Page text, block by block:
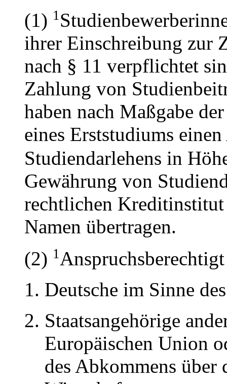
(1) 1
ihrer Einschreibung zur
nach § 11 verpflichtet
Zahlung von
haben nach Maßgabe
eines Erststudiums
Studiendarlehens in
Gewährung von
rechtlichen
Namen übertragen.
(2) 1
Deutsche im Sinne
Staatsangehörige
Europäischen Union
des Abkommens über